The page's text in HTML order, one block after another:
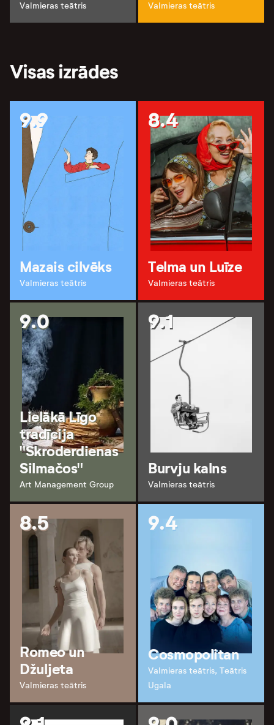
Valmieras teātris Valmieras teātris
Visas izrādes
9.9
Mazais cilvēks
Valmieras teātris
8.4
Telma un Luīze
Valmieras teātris
9.0
Lielākā Līgo
tradīcija
"Skroderdienas
Silmačos"
Art Management Group
9.1
Burvju kalns
Valmieras teātris
8.5
Romeo un
Džuljeta
Valmieras teātris
9.4
Cosmopolitan
Valmieras teātris, Teātris
Ugala